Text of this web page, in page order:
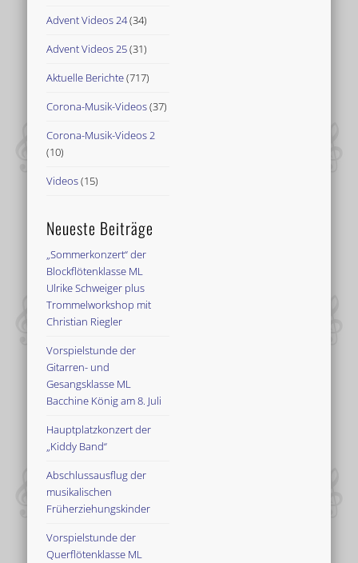
Advent Videos 24(34)
Advent Videos 25(31)
Aktuelle Berichte(717)
Corona-Musik-Videos(37)
Corona-Musik-Videos 2
(10)
Videos(15)
Neueste Beiträge
„Sommerkonzert“ der
Blockflötenklasse ML
Ulrike Schweiger plus
Trommelworkshop mit
Christian Riegler
Vorspielstunde der
Gitarren- und
Gesangsklasse ML
Bacchine König am 8. Juli
Hauptplatzkonzert der
„Kiddy Band“
Abschlussausflug der
musikalischen
Früherziehungskinder
Vorspielstunde der
Querflötenklasse ML